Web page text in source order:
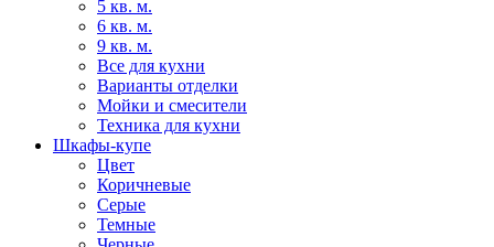
5 кв. м.
6 кв. м.
9 кв. м.
Все для кухни
Варианты отделки
Мойки и смесители
Техника для кухни
Шкафы-купе
Цвет
Коричневые
Серые
Темные